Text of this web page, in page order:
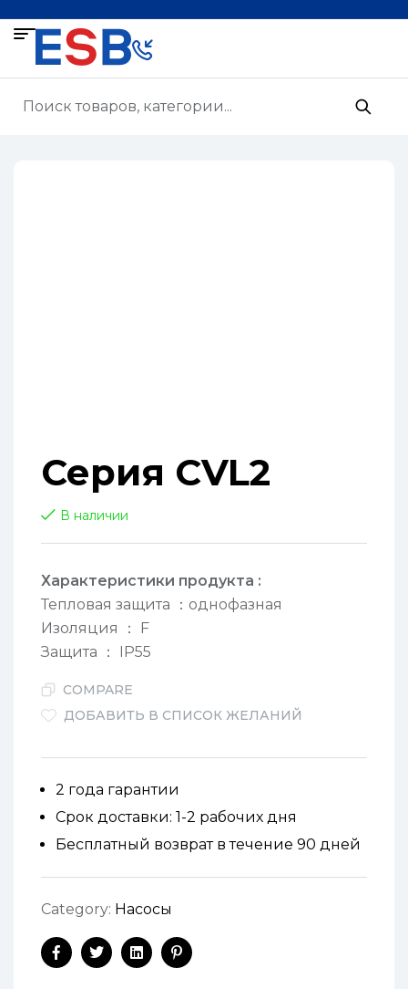
Серия CVL2
В наличии
Характеристики продукта :
Тепловая защита
： однофазная
Изоляция
：
F
Защита
： IP55
COMPARE
ДОБАВИТЬ В СПИСОК ЖЕЛАНИЙ
2 года гарантии
Срок доставки: 1-2 рабочих дня
Бесплатный возврат в течение 90 дней
Category: Насосы
Facebook
TwitterLinkedinPinterest